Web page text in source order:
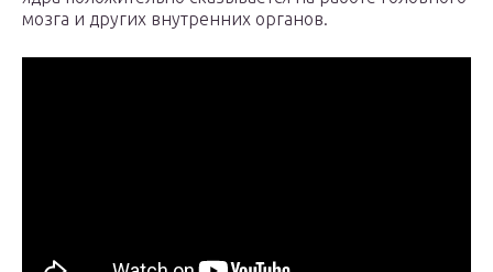
мозга и других внутренних органов.